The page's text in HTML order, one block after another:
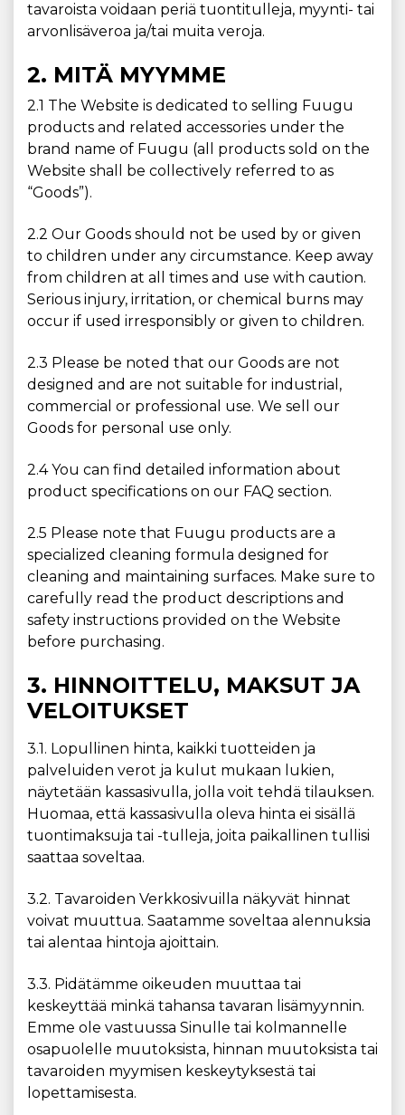
tavaroista voidaan periä tuontitulleja, myynti- tai
arvonlisäveroa ja/tai muita veroja.
2. MITÄ MYYMME
2.1 The Website is dedicated to selling Fuugu
products and related accessories under the
brand name of Fuugu (all products sold on the
Website shall be collectively referred to as
“Goods”).
2.2 Our Goods should not be used by or given
to children under any circumstance. Keep away
from children at all times and use with caution.
Serious injury, irritation, or chemical burns may
occur if used irresponsibly or given to children.
2.3 Please be noted that our Goods are not
designed and are not suitable for industrial,
commercial or professional use. We sell our
Goods for personal use only.
2.4 You can find detailed information about
product specifications on our FAQ section.
2.5 Please note that Fuugu products are a
specialized cleaning formula designed for
cleaning and maintaining surfaces. Make sure to
carefully read the product descriptions and
safety instructions provided on the Website
before purchasing.
3. HINNOITTELU, MAKSUT JA
VELOITUKSET
3.1. Lopullinen hinta, kaikki tuotteiden ja
palveluiden verot ja kulut mukaan lukien,
näytetään kassasivulla, jolla voit tehdä tilauksen.
Huomaa, että kassasivulla oleva hinta ei sisällä
tuontimaksuja tai -tulleja, joita paikallinen tullisi
saattaa soveltaa.
3.2. Tavaroiden Verkkosivuilla näkyvät hinnat
voivat muuttua. Saatamme soveltaa alennuksia
tai alentaa hintoja ajoittain.
3.3. Pidätämme oikeuden muuttaa tai
keskeyttää minkä tahansa tavaran lisämyynnin.
Emme ole vastuussa Sinulle tai kolmannelle
osapuolelle muutoksista, hinnan muutoksista tai
tavaroiden myymisen keskeytyksestä tai
lopettamisesta.